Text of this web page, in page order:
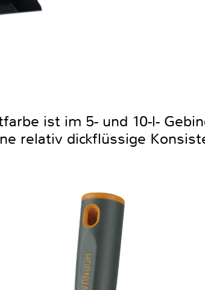
ist im 5- und 10-l-
relativ dickflüssige